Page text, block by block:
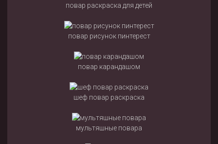
повар раскраска для детей
повар рисунок пинтерест
повар карандашом
шеф повар раскраска
мультяшные повара